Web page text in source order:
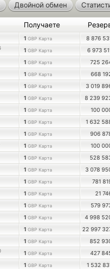
Двойной обмен
Получаете
1 GBP Карта 8 876
1 GBP Карта 6 973
1 GBP Карта 725
1 GBP Карта 668
1 GBP Карта 3 019
1 GBP Карта 8 239
1 GBP Карта 100
1 GBP Карта 1 632
1 GBP Карта 906
1 GBP Карта 100
1 GBP Карта 528
1 GBP Карта 3 078
1 GBP Карта 781
1 GBP Карта 21
1 GBP Карта 579
1 GBP Карта 4 998
1 GBP Карта 22 997
1 GBP Карта 852
1 GBP Карта 427
1 GBP Карта 1 532